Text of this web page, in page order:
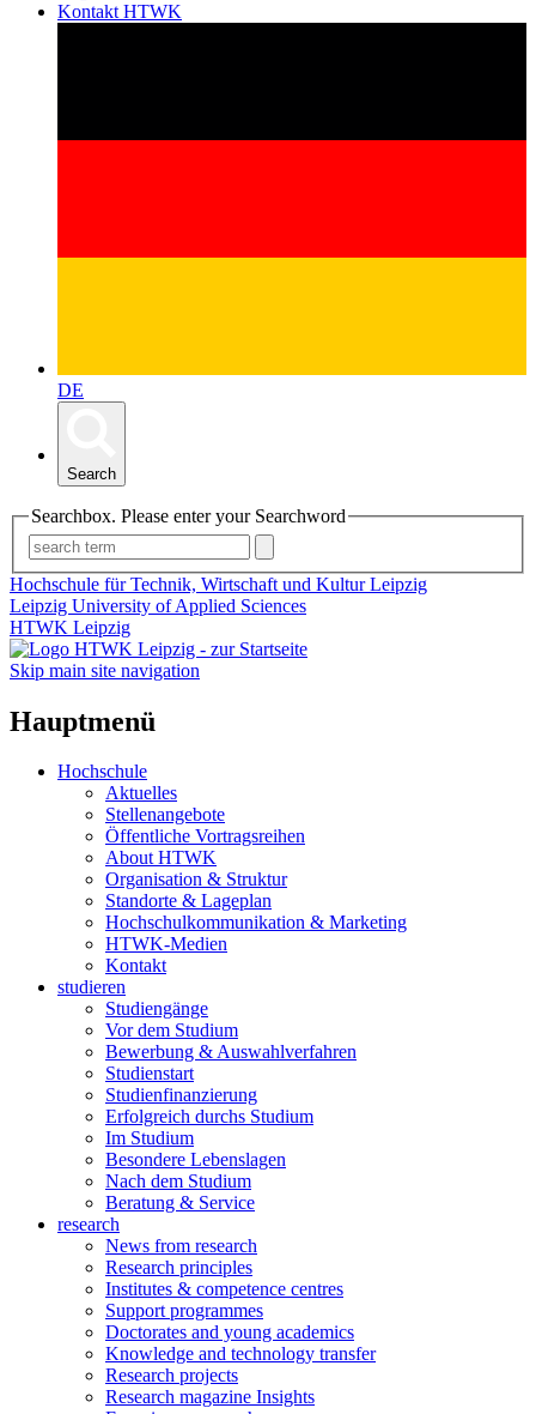
Kontakt HTWK
DE
Search
Searchbox. Please enter your Searchword
Hochschule für Technik, Wirtschaft und Kultur Leipzig
Leipzig University of Applied Sciences
HTWK Leipzig
Skip main site navigation
Hauptmenü
Hochschule
Aktuelles
Stellenangebote
Öffentliche Vortragsreihen
About HTWK
Organisation & Struktur
Standorte & Lageplan
Hochschulkommunikation & Marketing
HTWK-Medien
Kontakt
studieren
Studiengänge
Vor dem Studium
Bewerbung & Auswahlverfahren
Studienstart
Studienfinanzierung
Erfolgreich durchs Studium
Im Studium
Besondere Lebenslagen
Nach dem Studium
Beratung & Service
research
News from research
Research principles
Institutes & competence centres
Support programmes
Doctorates and young academics
Knowledge and technology transfer
Research projects
Research magazine Insights